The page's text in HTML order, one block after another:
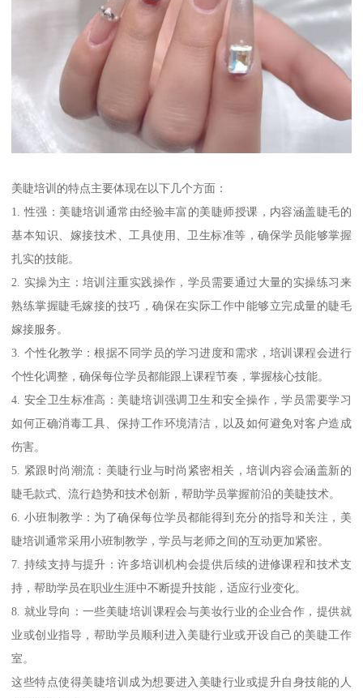
美睫培训的特点主要体现在以下几个方面：
1. 性强：美睫培训通常由经验丰富的美睫师授课，内容涵盖睫毛的
基本知识、嫁接技术、工具使用、卫生标准等，确保学员能够掌握
扎实的技能。
2. 实操为主：培训注重实践操作，学员需要通过大量的实操练习来
熟练掌握睫毛嫁接的技巧，确保在实际工作中能够立完成量的睫毛
嫁接服务。
3. 个性化教学：根据不同学员的学习进度和需求，培训课程会进行
个性化调整，确保每位学员都能跟上课程节奏，掌握核心技能。
4. 安全卫生标准高：美睫培训强调卫生和安全操作，学员需要学习
如何正确消毒工具、保持工作环境清洁，以及如何避免对客户造成
伤害。
5. 紧跟时尚潮流：美睫行业与时尚紧密相关，培训内容会涵盖新的
睫毛款式、流行趋势和技术创新，帮助学员掌握前沿的美睫技术。
6. 小班制教学：为了确保每位学员都能得到充分的指导和关注，美
睫培训通常采用小班制教学，学员与老师之间的互动更加紧密。
7. 持续支持与提升：许多培训机构会提供后续的进修课程和技术支
持，帮助学员在职业生涯中不断提升技能，适应行业变化。
8. 就业导向：一些美睫培训课程会与美妆行业的企业合作，提供就
业或创业指导，帮助学员顺利进入美睫行业或开设自己的美睫工作
室。
这些特点使得美睫培训成为想要进入美睫行业或提升自身技能的人